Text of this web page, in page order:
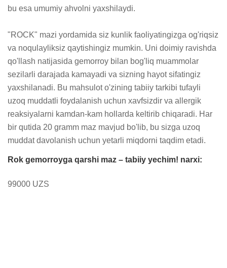
bu esa umumiy ahvolni yaxshilaydi.
"ROCK" mazi yordamida siz kunlik faoliyatingizga og'riqsiz
va noqulayliksiz qaytishingiz mumkin. Uni doimiy ravishda
qo'llash natijasida gemorroy bilan bog'liq muammolar
sezilarli darajada kamayadi va sizning hayot sifatingiz
yaxshilanadi. Bu mahsulot o'zining tabiiy tarkibi tufayli
uzoq muddatli foydalanish uchun xavfsizdir va allergik
reaksiyalarni kamdan-kam hollarda keltirib chiqaradi. Har
bir qutida 20 gramm maz mavjud bo'lib, bu sizga uzoq
muddat davolanish uchun yetarli miqdorni taqdim etadi.
Rok gemorroyga qarshi maz – tabiiy yechim! narxi:
99000 UZS